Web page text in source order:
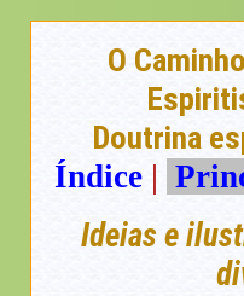
O Caminho
Doutrina
Índice |
Ideias e